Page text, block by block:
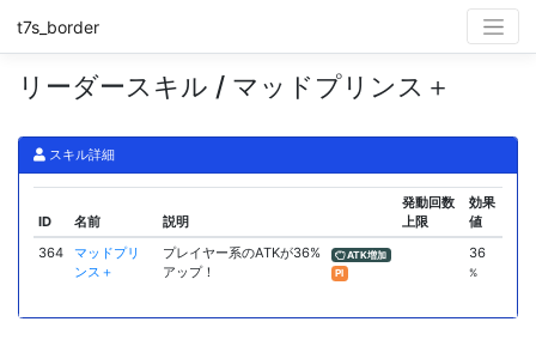
t7s_border
リーダースキル / マッドプリンス＋
スキル詳細
ID 名前 説明
発動回数
上限
効果
値
364
マッドプリ
ンス＋
プレイヤー系のATKが36%
アップ！
ATK増加
Pl
36
%